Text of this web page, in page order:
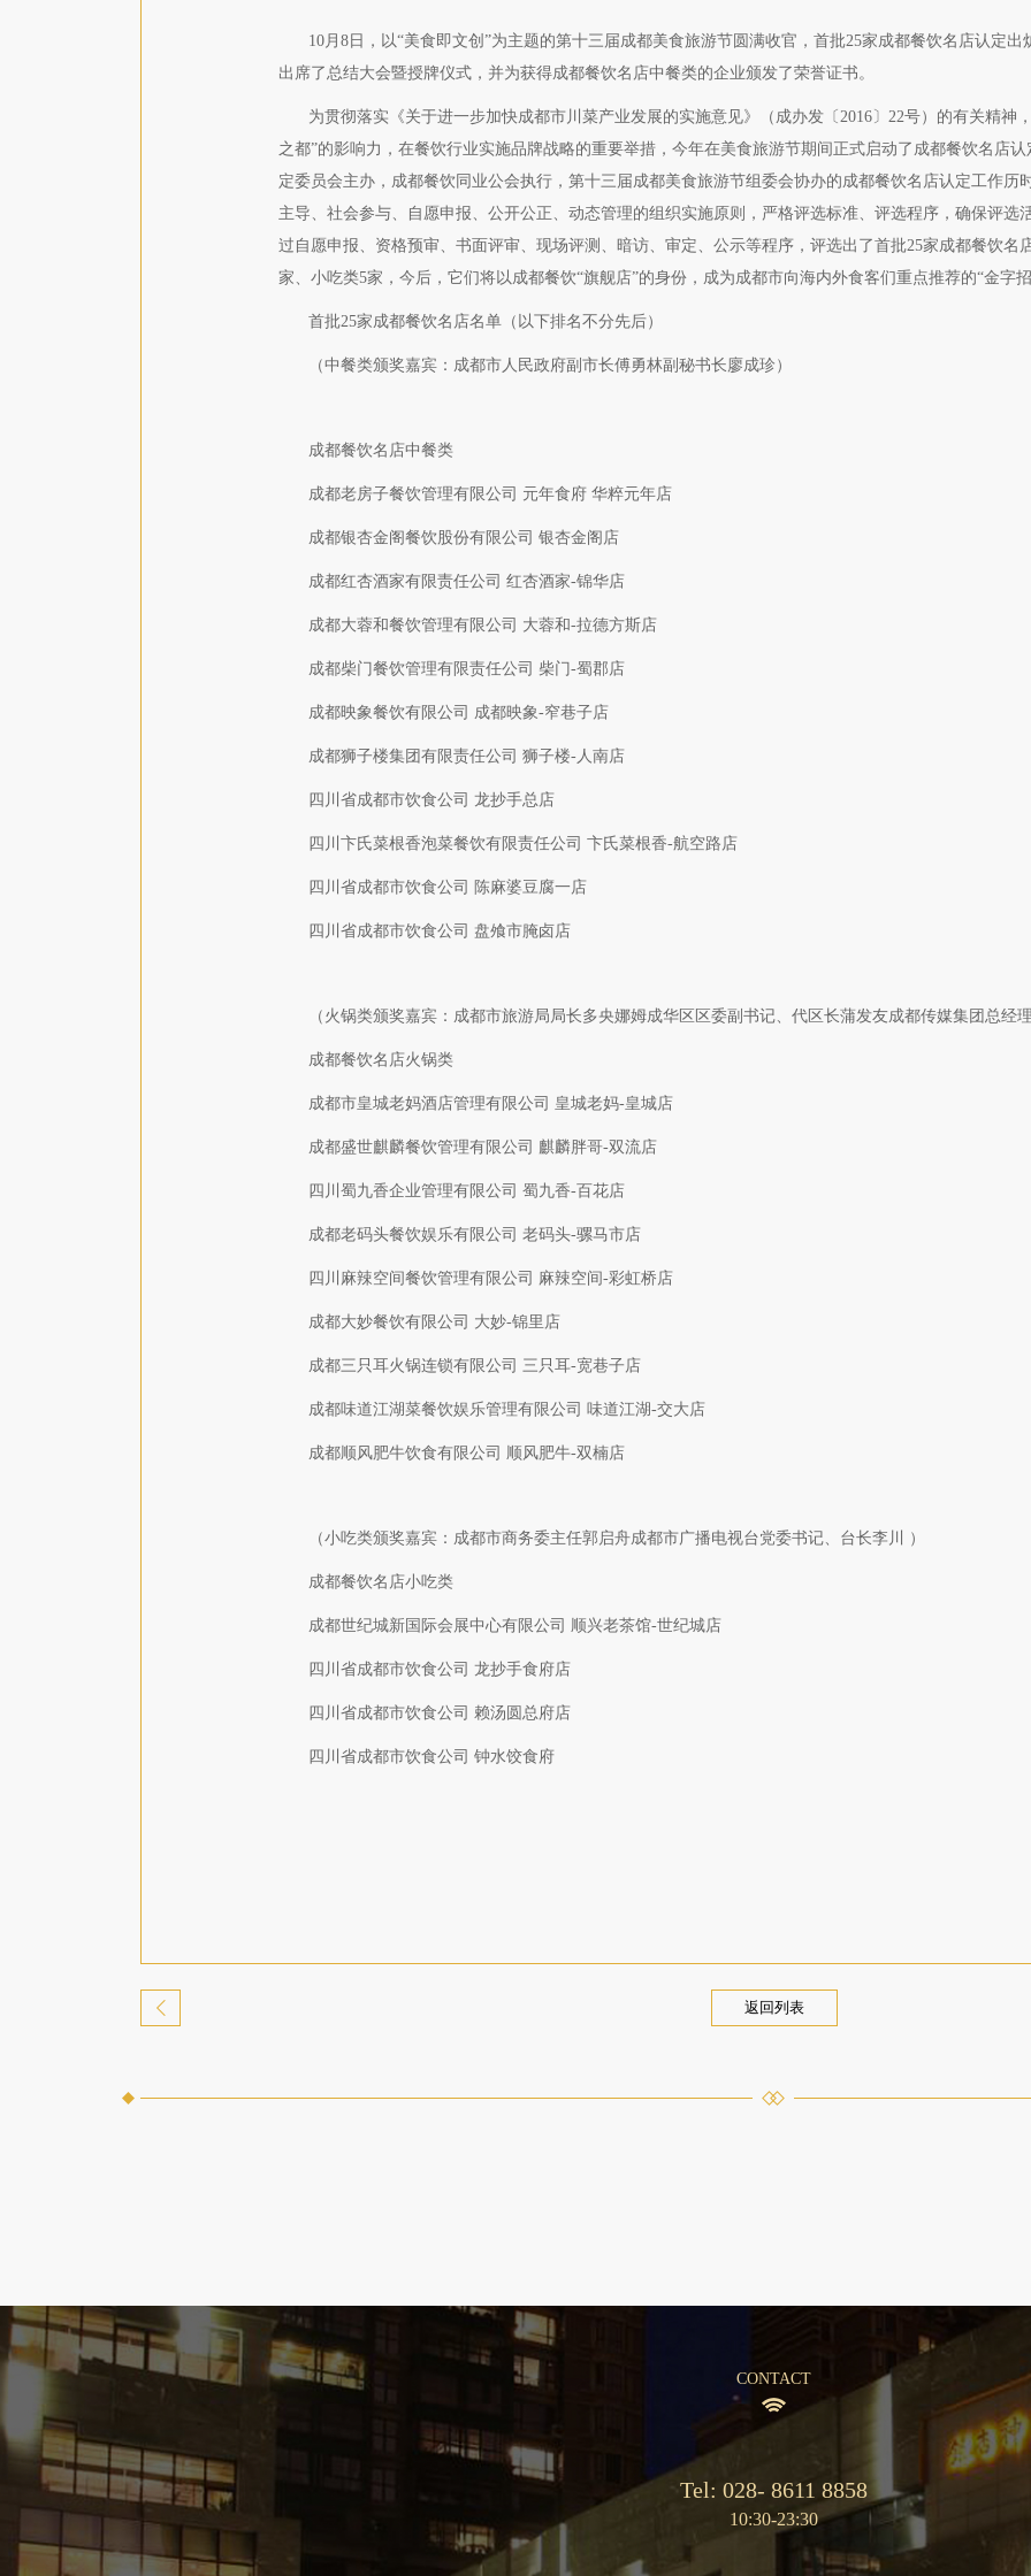
10月8日，以“美食即文创”为主题的第十三届成都美食旅游节圆满收官，首批25家成都餐饮名店认定
出席了总结大会暨授牌仪式，并为获得成都餐饮名店中餐类的企业颁发了荣誉证书。
为贯彻落实《关于进一步加快成都市川菜产业发展的实施意见》（成办发〔2016〕22号）的有关精神
之都”的影响力，在餐饮行业实施品牌战略的重要举措，今年在美食旅游节期间正式启动了成都餐饮名店
定委员会主办，成都餐饮同业公会执行，第十三届成都美食旅游节组委会协办的成都餐饮名店认定工作历
主导、社会参与、自愿申报、公开公正、动态管理的组织实施原则，严格评选标准、评选程序，确保评选
过自愿申报、资格预审、书面评审、现场评测、暗访、审定、公示等程序，评选出了首批25家成都餐饮名
家、小吃类5家，今后，它们将以成都餐饮“旗舰店”的身份，成为成都市向海内外食客们重点推荐的“金字
首批25家成都餐饮名店名单（以下排名不分先后）
（中餐类颁奖嘉宾：成都市人民政府副市长傅勇林副秘书长廖成珍）
成都餐饮名店中餐类
成都老房子餐饮管理有限公司 元年食府 华粹元年店
成都银杏金阁餐饮股份有限公司 银杏金阁店
成都红杏酒家有限责任公司 红杏酒家-锦华店
成都大蓉和餐饮管理有限公司 大蓉和-拉德方斯店
成都柴门餐饮管理有限责任公司 柴门-蜀郡店
成都映象餐饮有限公司 成都映象-窄巷子店
成都狮子楼集团有限责任公司 狮子楼-人南店
四川省成都市饮食公司 龙抄手总店
四川卞氏菜根香泡菜餐饮有限责任公司 卞氏菜根香-航空路店
四川省成都市饮食公司 陈麻婆豆腐一店
四川省成都市饮食公司 盘飧市腌卤店
（火锅类颁奖嘉宾：成都市旅游局局长多央娜姆成华区区委副书记、代区长蒲发友成都传媒集团总经
成都餐饮名店火锅类
成都市皇城老妈酒店管理有限公司 皇城老妈-皇城店
成都盛世麒麟餐饮管理有限公司 麒麟胖哥-双流店
四川蜀九香企业管理有限公司 蜀九香-百花店
成都老码头餐饮娱乐有限公司 老码头-骡马市店
四川麻辣空间餐饮管理有限公司 麻辣空间-彩虹桥店
成都大妙餐饮有限公司 大妙-锦里店
成都三只耳火锅连锁有限公司 三只耳-宽巷子店
成都味道江湖菜餐饮娱乐管理有限公司 味道江湖-交大店
成都顺风肥牛饮食有限公司 顺风肥牛-双楠店
（小吃类颁奖嘉宾：成都市商务委主任郭启舟成都市广播电视台党委书记、台长李川 ）
成都餐饮名店小吃类
成都世纪城新国际会展中心有限公司 顺兴老茶馆-世纪城店
四川省成都市饮食公司 龙抄手食府店
四川省成都市饮食公司 赖汤圆总府店
四川省成都市饮食公司 钟水饺食府
返回列表
CONTACT
Tel: 028- 8611 8858
10:30-23:30